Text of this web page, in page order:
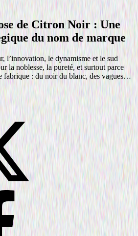
de Citron Noir : Une
du nom de marque
l’innovation, le dynamisme et le sud
la noblesse, la pureté, et surtout parce
fabrique : du noir du blanc, des vagues…